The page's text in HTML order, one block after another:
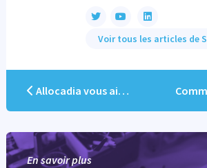
Voir tous les articles de
Allocadia vous aide à justifier vos investissements Marketing
En savoir plus